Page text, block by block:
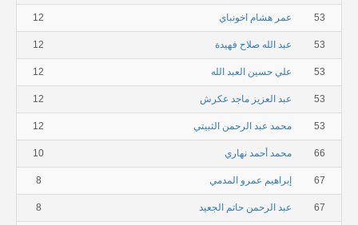
53 عمر هشام اخونباي 12
53 عبد الله صلاح فهيدة 12
53 علي حسين العبد الله 12
53 عبد العزيز ماجد عكرش 12
53 محمد عبد الرحمن الثبيتي 12
66 محمد أحمد نهاري 10
67 إبراهيم عمرو المدمي 8
67 عبد الرحمن حاتم الجعيد 8